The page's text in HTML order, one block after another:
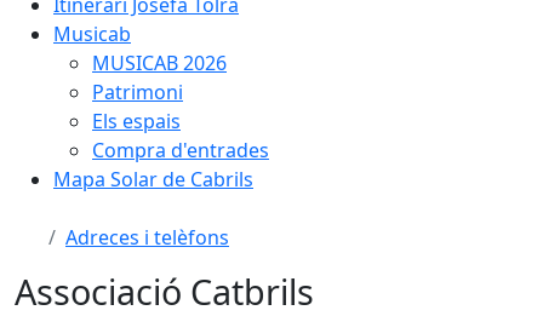
Musicab
MUSICAB 2026
Patrimoni
Els espais
Compra d'entrades
Mapa Solar de Cabrils
Adreces i telèfons
Associació Catbrils